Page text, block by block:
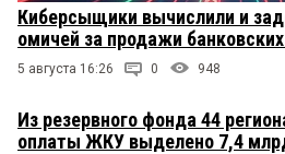
Киберсыщики вычислили и
омичей за продажи
5 августа 16:26 0 948
Из резервного фонда 44
оплаты ЖКУ выделено 7,4